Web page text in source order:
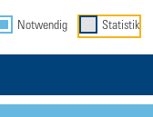
Notwendig Statistik